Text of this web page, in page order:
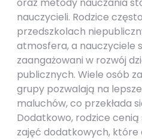
nauczycieli. Rodzice
przedszkolach
atmosfera, a nauczyciele
zaangażowani w rozwój
publicznych. Wiele osób
grupy pozwalają na
maluchów, co przekłada
Dodatkowo, rodzice
zajęć dodatkowych,